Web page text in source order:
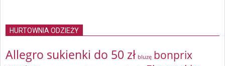
HURTOWNIA ODZIEŻY
Allegro sukienki do 50 zł bluzę bonprix